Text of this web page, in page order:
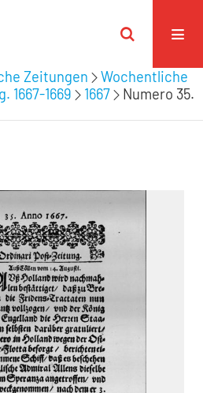
Zeitungen
Wochentliche
1667-1669
1667
Numero 35.